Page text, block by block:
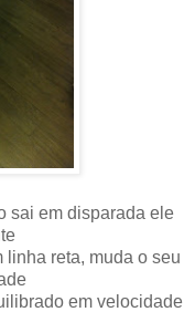
sai em disparada ele
reta, muda o seu
em velocidade